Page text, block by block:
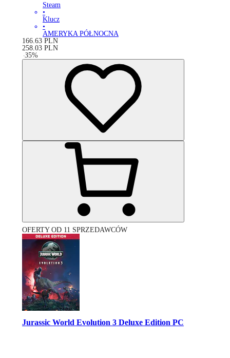
Steam
•
Klucz
•
AMERYKA PÓŁNOCNA
166.63 PLN
258.03 PLN
-35%
OFERTY OD 11 SPRZEDAWCÓW
Jurassic World Evolution 3 Deluxe Edition PC